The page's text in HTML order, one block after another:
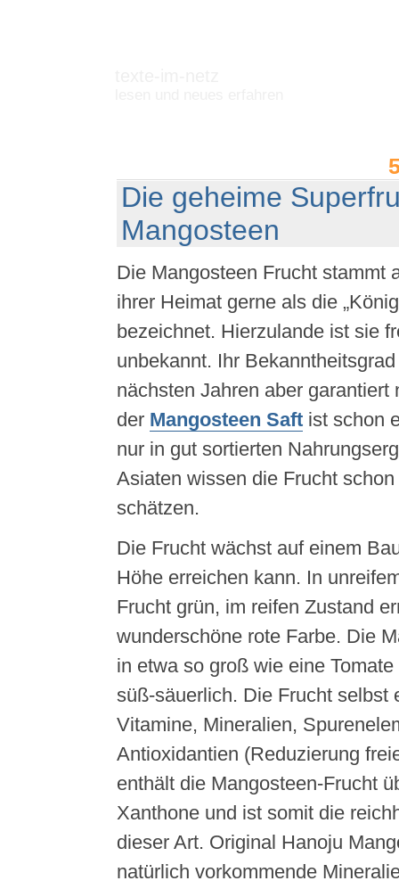
Die geheime
Mangosteen
Die Mangosteen Frucht stammt
ihrer Heimat gerne als die
bezeichnet. Hierzulande ist sie
unbekannt. Ihr
nächsten Jahren aber garantiert
der Mangosteen Saftist schon
nur in gut sortierten
Asiaten wissen die Frucht
schätzen.
Die Frucht wächst auf einem
Höhe erreichen kann. In
Frucht grün, im reifen Zustand
wunderschöne rote Farbe. Die
in etwa so groß wie eine
süß-säuerlich. Die Frucht selbst
Vitamine, Mineralien,
Antioxidantien (Reduzierung
enthält die Mangosteen-Frucht
Xanthone und ist somit die
dieser Art. Original Hanoju
natürlich vorkommende